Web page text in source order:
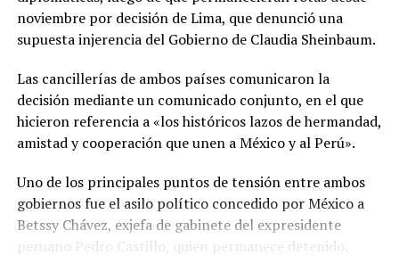
canales oficiales del MARN y adoptar las medidas de
prevención necesarias para reducir los efectos de este
fenómeno atmosférico, especialmente entre las
personas con mayor riesgo de complicaciones de salud.
Comparte esto:
Facebook X
Me gusta esto:
noviembre por decisión de Lima, que denunció una
supuesta injerencia del Gobierno de Claudia Sheinbaum.
Las cancillerías de ambos países comunicaron la
decisión mediante un comunicado conjunto, en el que
hicieron referencia a «los históricos lazos de hermandad,
amistad y cooperación que unen a México y al Perú».
Uno de los principales puntos de tensión entre ambos
gobiernos fue el asilo político concedido por México a
Betssy Chávez, exjefa de gabinete del expresidente
peruano Pedro Castillo, quien permanece detenido.